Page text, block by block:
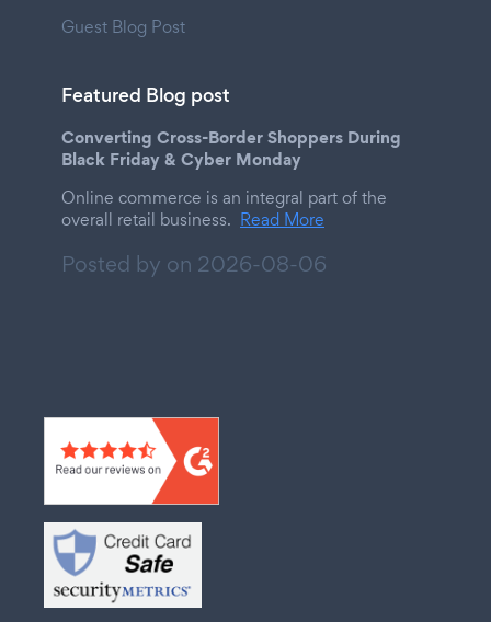
Guest Blog Post
Featured Blog post
Converting Cross-Border Shoppers During
Black Friday & Cyber Monday
Online commerce is an integral part of the
overall retail business. Read More
Posted by on 2026-08-06